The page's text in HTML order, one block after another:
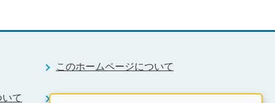
このホームページについて
て RSS配信について